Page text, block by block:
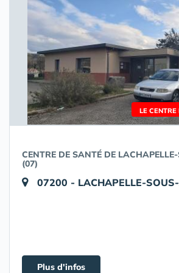
LE CENTRE
CENTRE DE SANTÉ DE
(07)
07200 - LACHAPELLE-
Plus d'infos